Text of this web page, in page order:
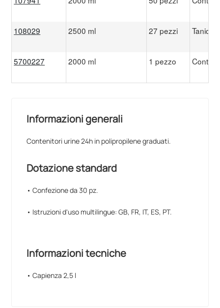
108029 2500 ml 27 pezzi Tanica
5700227 2000 ml 1 pezzo
Informazioni generali
Contenitori urine 24h in polipropilene graduati.
Dotazione standard
• Confezione da 30 pz.
• Istruzioni d'uso multilingue: GB, FR, IT, ES, PT.
Informazioni tecniche
• Capienza 2,5 l